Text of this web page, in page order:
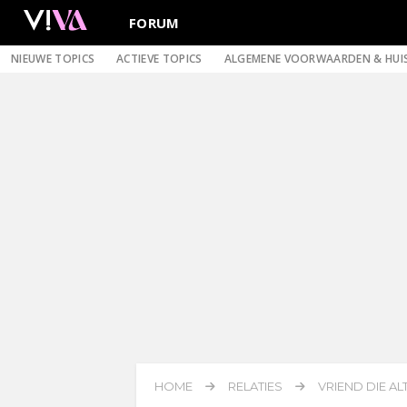
FORUM
NIEUWE TOPICS ACTIEVE TOPICS ALGEMENE VOORWAARDEN &
HOME RELATIES VRIEND DIE